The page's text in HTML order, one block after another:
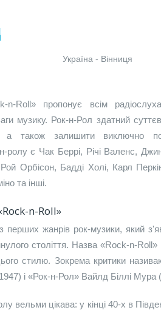
Україна - Вінниця
n-Roll» пропонує всім
музику. Рок-н-Рол здатний
а також залишити виключно
ролу є Чак Беррі, Річі Валенс,
Орбісон, Бадді Холі, Карл
та інші.
n-Roll»
перших жанрів рок-музики, який
століття. Назва «Rock-n-Roll»
стилю. Зокрема критики
і «Рок-н-Рол» Вайлд Біллі Мура
вельми цікава: у кінці 40-х в